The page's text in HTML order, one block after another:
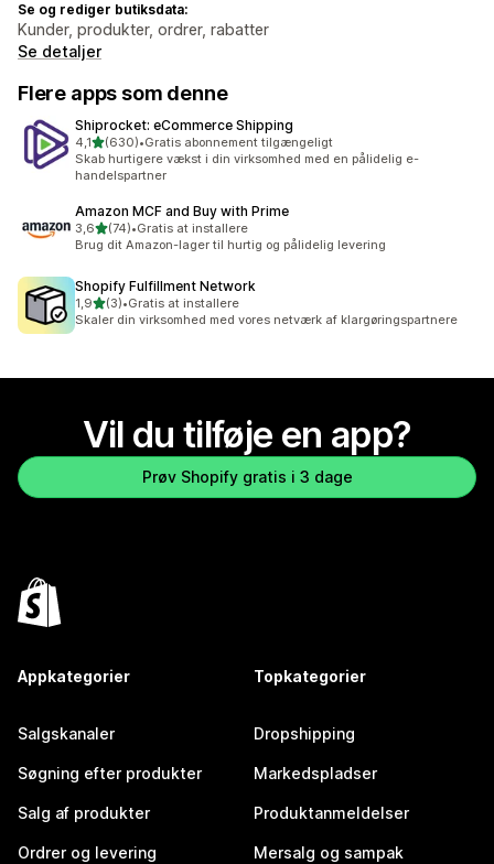
Se og rediger butiksdata:
Kunder, produkter, ordrer, rabatter
Se detaljer
Flere apps som denne
Shiprocket: eCommerce Shipping
4,1ud af 5 stjerner
(630)
630 anmeldelser i alt
•Gratis abonnement tilgængeligt
Skab hurtigere vækst i din virksomhed med en pålidelig e-
handelspartner
Amazon MCF and Buy with Prime
3,6ud af 5 stjerner
(74)
74 anmeldelser i alt
•Gratis at installere
Brug dit Amazon-lager til hurtig og pålidelig levering
Shopify Fulfillment Network
1,9ud af 5 stjerner
(3)
3 anmeldelser i alt
•Gratis at installere
Skaler din virksomhed med vores netværk af klargøringspartnere
Vil du tilføje en app?
Prøv Shopify gratis i 3 dage
Appkategorier
Salgskanaler
Søgning efter produkter
Salg af produkter
Ordrer og levering
Topkategorier
Dropshipping
Markedspladser
Produktanmeldelser
Mersalg og sampak